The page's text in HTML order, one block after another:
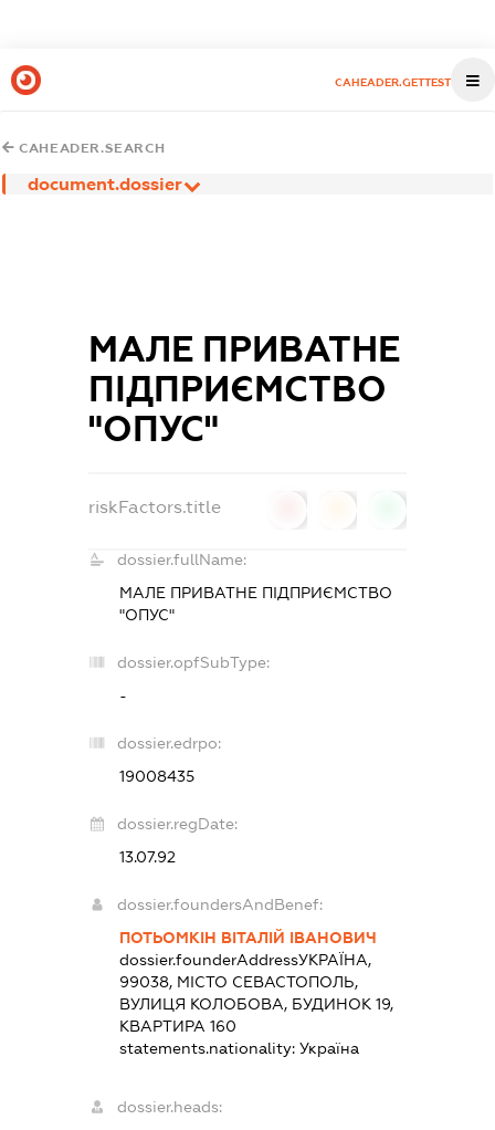
CAHEADER.GETTEST
CAHEADER.SEARCH
document.dossier
МАЛЕ ПРИВАТНЕ
ПІДПРИЄМСТВО
"ОПУС"
riskFactors.title
dossier.fullName:
МАЛЕ ПРИВАТНЕ ПІДПРИЄМСТВО
"ОПУС"
dossier.opfSubType:
-
dossier.edrpo:
19008435
dossier.regDate:
13.07.92
dossier.foundersAndBenef:
ПОТЬОМКІН ВІТАЛІЙ ІВАНОВИЧ
dossier.founderAddressУКРАЇНА,
99038, МІСТО СЕВАСТОПОЛЬ,
ВУЛИЦЯ КОЛОБОВА, БУДИНОК 19,
КВАРТИРА 160
statements.nationality:Україна
dossier.heads: